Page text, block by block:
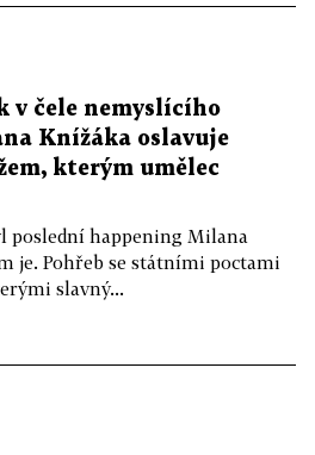
v čele nemyslícího
Knížáka oslavuje
kterým umělec
poslední happening Milana
je. Pohřeb se státními poctami
slavný...